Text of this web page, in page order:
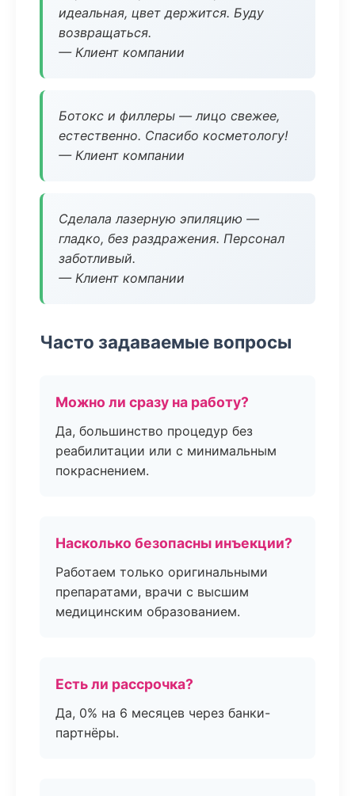
идеальная, цвет держится. Буду
возвращаться.
— Клиент компании
Ботокс и филлеры — лицо свежее,
естественно. Спасибо косметологу!
— Клиент компании
Сделала лазерную эпиляцию —
гладко, без раздражения. Персонал
заботливый.
— Клиент компании
Часто задаваемые вопросы
Можно ли сразу на работу?
Да, большинство процедур без
реабилитации или с минимальным
покраснением.
Насколько безопасны инъекции?
Работаем только оригинальными
препаратами, врачи с высшим
медицинским образованием.
Есть ли рассрочка?
Да, 0% на 6 месяцев через банки-
партнёры.